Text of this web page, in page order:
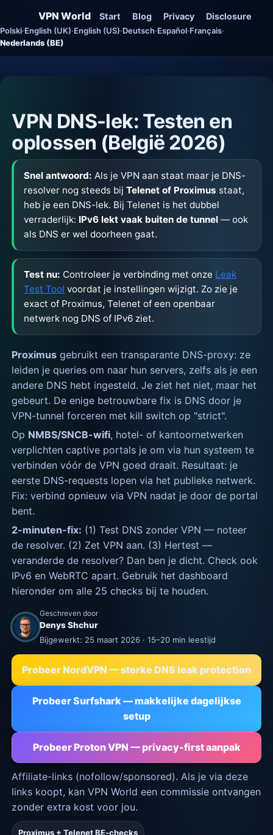
VPN World Start Blog Privacy Disclosure
Polski·English (UK)·English (US)·Deutsch·Español·Français·
Nederlands (BE)
VPN DNS-lek: Testen en
oplossen (België 2026)
Snel antwoord: Als je VPN aan staat maar je DNS-
resolver nog steeds bijTelenet of Proximus staat,
heb je een DNS-lek. Bij Telenet is het dubbel
verraderlijk: IPv6 lekt vaak buiten de tunnel — ook
als DNS er wel doorheen gaat.
Test nu: Controleer je verbinding met onze Leak
Test Tool voordat je instellingen wijzigt. Zo zie je
exact of Proximus, Telenet of een openbaar
netwerk nog DNS of IPv6 ziet.
Proximus gebruikt een transparante DNS-proxy: ze
leiden je queries om naar hun servers, zelfs als je een
andere DNS hebt ingesteld. Je ziet het niet, maar het
gebeurt. De enige betrouwbare fix is DNS door je
VPN-tunnel forceren met kill switch op "strict".
Op NMBS/SNCB-wifi, hotel- of kantoornetwerken
verplichten captive portals je om via hun systeem te
verbinden vóór de VPN goed draait. Resultaat: je
eerste DNS-requests lopen via het publieke netwerk.
Fix: verbind opnieuw via VPN nadat je door de portal
bent.
2-minuten-fix: (1) Test DNS zonder VPN — noteer
de resolver. (2) Zet VPN aan. (3) Hertest —
veranderde de resolver? Dan ben je dicht. Check ook
IPv6 en WebRTC apart. Gebruik het dashboard
hieronder om alle 25 checks bij te houden.
Geschreven door
Denys Shchur
Bijgewerkt: 25 maart 2026 · 15–20 min leestijd
Probeer NordVPN — sterke DNS leak protection
Probeer Surfshark — makkelijke dagelijkse
setup
Probeer Proton VPN — privacy-first aanpak
Affiliate-links (nofollow/sponsored). Als je via deze
links koopt, kan VPN World een commissie ontvangen
zonder extra kost voor jou.
Proximus + Telenet BE-checks